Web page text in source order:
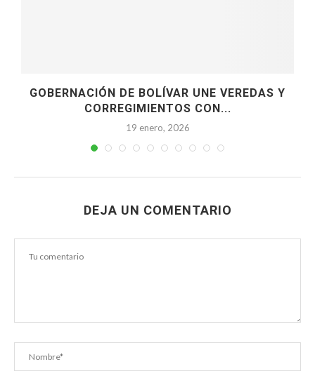
GOBERNACIÓN DE BOLÍVAR UNE VEREDAS Y
CORREGIMIENTOS CON...
19 enero, 2026
DEJA UN COMENTARIO